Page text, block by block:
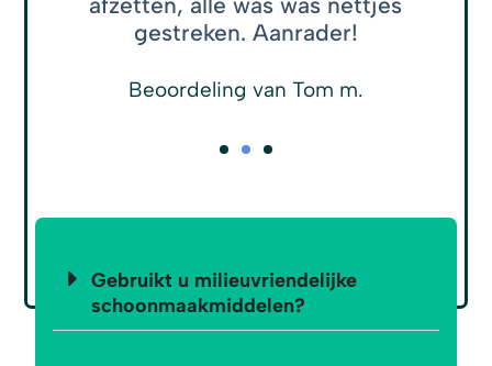
gestreken. Aanrader!
Beoordeling van Tom m.
Gebruikt u milieuvriendelijke
schoonmaakmiddelen?